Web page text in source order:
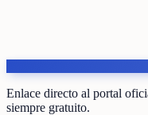
Enlace directo al portal
siempre gratuito.